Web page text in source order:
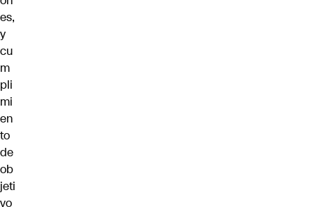
es,
y
cu
m
pli
mi
en
to
de
ob
jeti
vo